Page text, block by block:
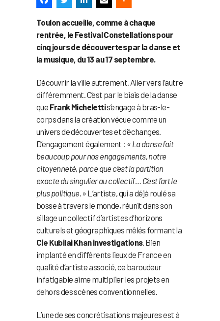
Toulon accueille, comme à chaque
rentrée, le Festival Constellations pour
cinq jours de découvertes par la danse et
la musique, du 13 au 17 septembre.
Découvrir la ville autrement. Aller vers l’autre
différemment. C’est par le biais de la danse
que Frank Michelettis’engage à bras-le-
corps dans la création vécue comme un
univers de découvertes et d’échanges.
D’engagement également : « La danse fait
beaucoup pour nos engagements, notre
citoyenneté, parce que c’est la partition
exacte du singulier au collectif… C’est l’art le
plus politique . » L’artiste, qui a déjà roulé sa
bosse à travers le monde, réunit dans son
sillage un collectif d’artistes d’horizons
culturels et géographiques mêlés formant la
Cie Kubilai Khan investigations. Bien
implanté en différents lieux de France en
qualité d’artiste associé, ce baroudeur
infatigable aime multiplier les projets en
dehors des scènes conventionnelles.
L’une de ses concrétisations majeures est à